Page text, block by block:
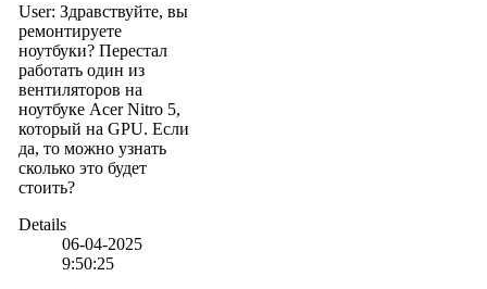
User: Здравствуйте, вы
ремонтируете
ноутбуки? Перестал
работать один из
вентиляторов на
ноутбуке Acer Nitro 5,
который на GPU. Если
да, то можно узнать
сколько это будет
стоить?
Details
06-04-2025
9:50:25